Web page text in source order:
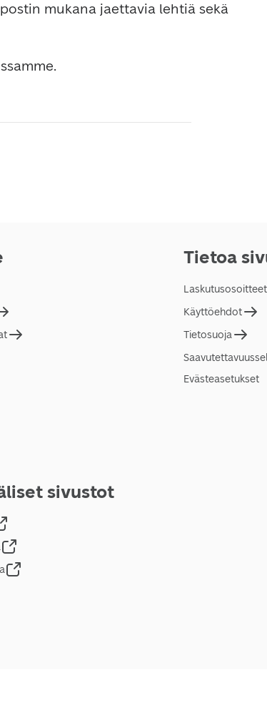
mukana jaettavia lehtiä sekä
Tietoa
Laskutusosoitteet
Käyttöehdot
Tietosuoja
Evästeasetukset
sivustot